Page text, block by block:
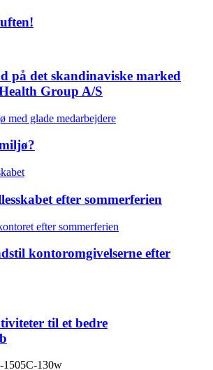
på det skandinaviske marked
Group A/S
efter sommerferien
kontoromgivelserne efter
til et bedre